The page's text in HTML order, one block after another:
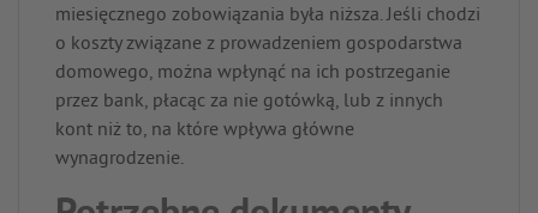
miesięcznego zobowiązania była niższa. Jeśli chodzi
o koszty związane z prowadzeniem gospodarstwa
domowego, można wpłynąć na ich postrzeganie
przez bank, płacąc za nie gotówką, lub z innych
kont niż to, na które wpływa główne
wynagrodzenie.